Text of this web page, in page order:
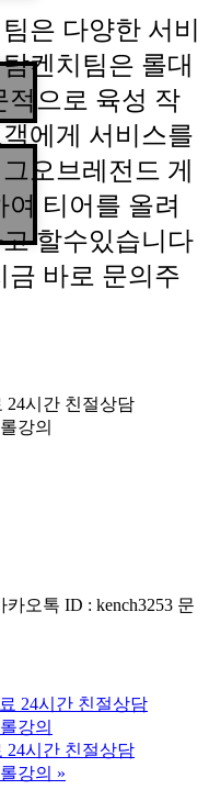
은 다양한 서비
켄치팀은 롤대
적으로 육성 작
에게 서비스를
오브레전드 게
티어를 올려
할수있습니다
금 바로 문의주
24시간 친절상담
강의
오톡 ID : kench3253 문
24시간 친절상담
강의
24시간 친절상담
강의 »